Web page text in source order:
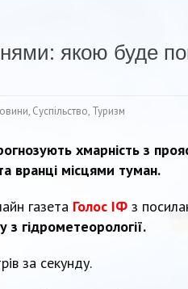
якою буде
, Суспільство, Туризм
хмарність з
вранці місцями туман.
газета Голос ІФ з
з гідрометеорології.
за секунду.